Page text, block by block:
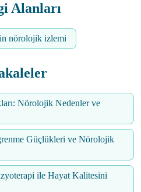
Alanları
nörolojik izlemi
Nörolojik Nedenler ve
Güçlükleri ve Nörolojik
ile Hayat Kalitesini